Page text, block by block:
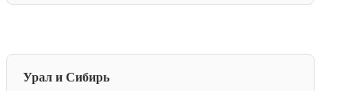
Урал и Сибирь